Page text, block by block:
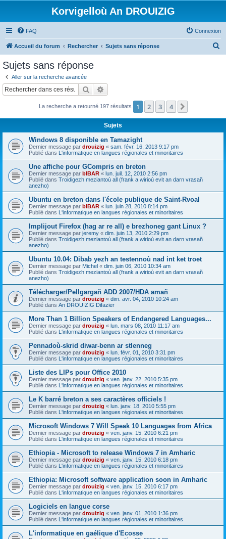
Korvigelloù An DROUIZIG
FAQ Connexion
Accueil du forum Rechercher Sujets sans réponse
c
Sujets sans réponse
Aller sur la recherche avancée
Rechercher
La recherche a retourné 197 résultats 1 2 3 4
Sujets
Windows 8 disponible en Tamazight
Dernier message par drouizig « sam. févr. 16, 2013 9:17 pm
Publié dans L'informatique en langues régionales et minoritaires
Une affiche pour GCompris en breton
Dernier message par bIBAR « lun. juil. 12, 2010 2:56 pm
Publié dans Troidigezh meziantoù all (frank a wirioù evit an darn vrasañ
anezho)
Ubuntu en breton dans l'école publique de Saint-Rvoal
Dernier message par bIBAR « lun. juin 28, 2010 8:14 pm
Publié dans L'informatique en langues régionales et minoritaires
Implijout Firefox (hag ar re all) e brezhoneg gant Linux ?
Dernier message par jeremy « dim. juin 13, 2010 2:29 pm
Publié dans Troidigezh meziantoù all (frank a wirioù evit an darn vrasañ
anezho)
Ubuntu 10.04: Dibab yezh an testennoù nad int ket troet
Dernier message par Michel « dim. juin 06, 2010 10:34 am
Publié dans Troidigezh meziantoù all (frank a wirioù evit an darn vrasañ
anezho)
Télécharger/Pellgargañ ADD 2007/HDA amañ
Dernier message par drouizig « dim. avr. 04, 2010 10:24 am
Publié dans An DROUIZIG Difazier
More Than 1 Billion Speakers of Endangered Languages...
Dernier message par drouizig « lun. mars 08, 2010 11:17 am
Publié dans L'informatique en langues régionales et minoritaires
Pennadoù-skrid diwar-benn ar stlenneg
Dernier message par drouizig « lun. févr. 01, 2010 3:31 pm
Publié dans L'informatique en langues régionales et minoritaires
Liste des LIPs pour Office 2010
Dernier message par drouizig « ven. janv. 22, 2010 5:35 pm
Publié dans L'informatique en langues régionales et minoritaires
Le K barré breton a ses caractères officiels !
Dernier message par drouizig « lun. janv. 18, 2010 5:55 pm
Publié dans L'informatique en langues régionales et minoritaires
Microsoft Windows 7 Will Speak 10 Languages from Africa
Dernier message par drouizig « ven. janv. 15, 2010 6:21 pm
Publié dans L'informatique en langues régionales et minoritaires
Ethiopia - Microsoft to release Windows 7 in Amharic
Dernier message par drouizig « ven. janv. 15, 2010 6:18 pm
Publié dans L'informatique en langues régionales et minoritaires
Ethiopia: Microsoft software application soon in Amharic
Dernier message par drouizig « ven. janv. 15, 2010 6:17 pm
Publié dans L'informatique en langues régionales et minoritaires
Logiciels en langue corse
Dernier message par drouizig « ven. janv. 01, 2010 1:36 pm
Publié dans L'informatique en langues régionales et minoritaires
L'informatique en gaélique d'Ecosse